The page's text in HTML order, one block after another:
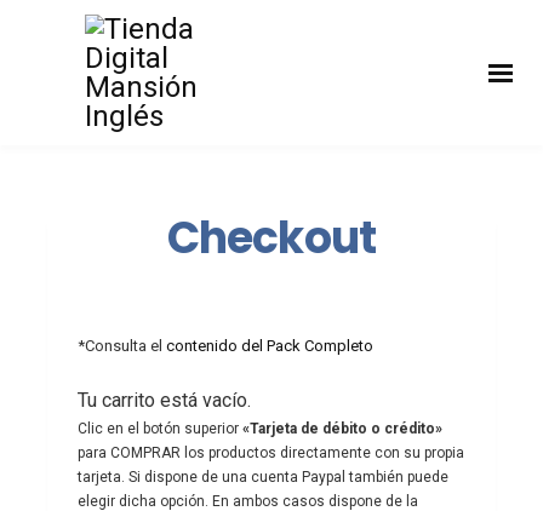
Checkout
*Consulta el contenido del Pack Completo
Tu carrito está vacío.
Clic en el botón superior «Tarjeta de débito o crédito»
para COMPRAR los productos directamente con su propia
tarjeta. Si dispone de una cuenta Paypal también puede
elegir dicha opción. En ambos casos dispone de la